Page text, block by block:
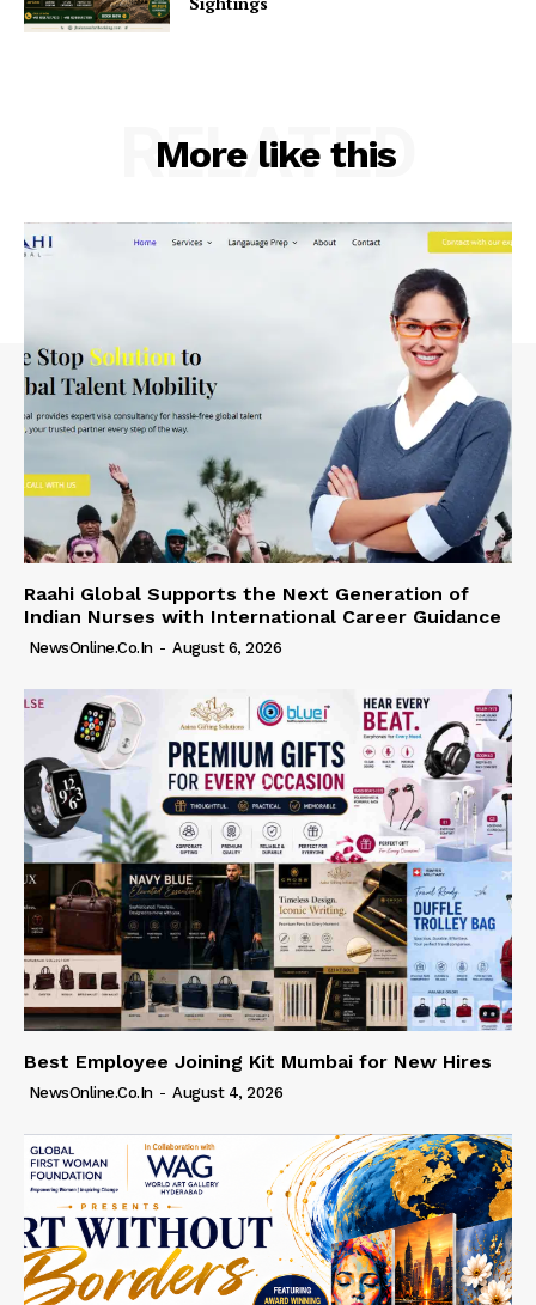
More like this
RELATED
Raahi Global Supports the Next Generation of
Indian Nurses with International Career Guidance
NewsOnline.co.in - August 6, 2026
Best Employee Joining Kit Mumbai for New Hires
NewsOnline.co.in - August 4, 2026